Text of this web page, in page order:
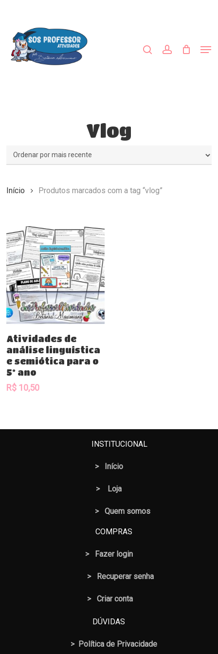
content
Vlog
Início Produtos marcados com a tag “vlog”
Comprar
Atividades de
análise linguística
e semiótica para o
5º ano
R$ 10,50
INSTITUCIONAL
> Início
> Loja
> Quem somos
COMPRAS
> Fazer login
> Recuperar senha
> Criar conta
DÚVIDAS
> Política de Privacidade